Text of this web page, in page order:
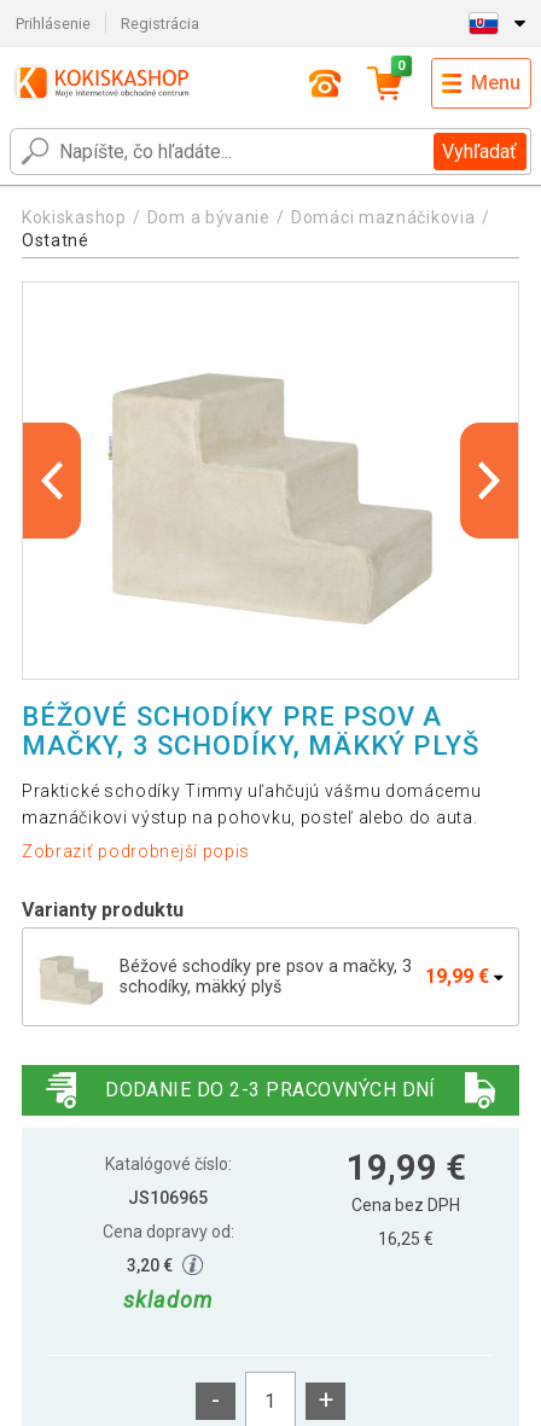
Prihlásenie Registrácia
Vyhľadať
0
Menu
Kokiskashop Dom a bývanie
Domáci maznáčikovia
Ostatné
BÉŽOVÉ SCHODÍKY PRE PSOV A
MAČKY, 3 SCHODÍKY, MÄKKÝ PLYŠ
Praktické schodíky Timmy uľahčujú vášmu domácemu
maznáčikovi výstup na pohovku, posteľ alebo do auta.
Zobraziť podrobnejší popis
Varianty produktu
Béžové schodíky pre psov a mačky, 3
schodíky, mäkký plyš
19,99 €
mäkký plyš
DODANIE DO 2-3 PRACOVNÝCH DNÍ
Katalógové číslo:
JS106965
Cena dopravy od:
3,20 €
skladom
19,99 €
Cena bez DPH
16,25 €
- +